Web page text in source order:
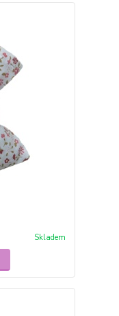
Skladem